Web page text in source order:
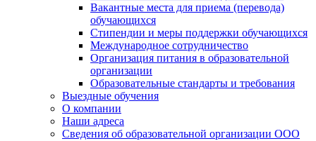
Вакантные места для приема (перевода)
обучающихся
Стипендии и меры поддержки обучающихся
Международное сотрудничество
Организация питания в образовательной
организации
Образовательные стандарты и требования
Выездные обучения
О компании
Наши адреса
Сведения об образовательной организации ООО